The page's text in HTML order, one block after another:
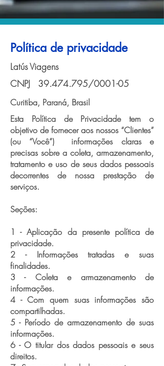
Política de privacidade
Latús Viagens
CNPJ
39.474.795/0001-05
Curitiba, Paraná, Brasil
Esta Política de Privacidade tem o
objetivo de fornecer aos nossos “Clientes”
(ou “Você”) informações claras e
precisas sobre a coleta, armazenamento,
tratamento e uso de seus dados pessoais
decorrentes de nossa prestação de
serviços.
Seções:
1 - Aplicação da presente política de
privacidade.
2 - Informações tratadas e suas
finalidades.
3 - Coleta e armazenamento de
informações.
4 - Com quem suas informações são
compartilhadas.
5 - Período de armazenamento de suas
informações.
6 - O titular dos dados pessoais e seus
direitos.